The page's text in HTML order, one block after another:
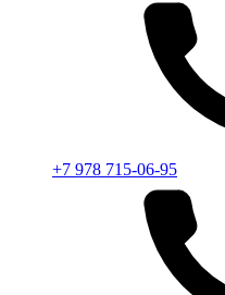
+7 978 715-06-95